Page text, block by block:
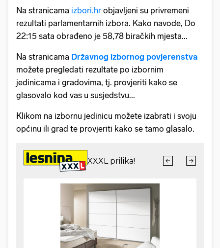
Na stranicama izbori.hr objavljeni su privremeni
rezultati parlamentarnih izbora. Kako navode, Do
22:15 sata obrađeno je 58,78 biračkih mjesta...
Na stranicama Državnog izbornog povjerenstva
možete pregledati rezultate po izbornim
jedinicama i gradovima, tj. provjeriti kako se
glasovalo kod vas u susjedstvu...
Klikom na izbornu jedinicu možete izabrati i svoju
općinu ili grad te provjeriti kako se tamo glasalo.